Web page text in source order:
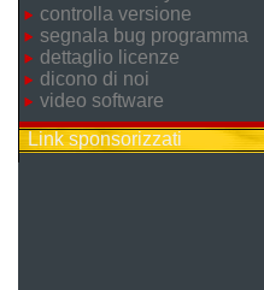
controlla versione
segnala bug programma
dettaglio licenze
dicono di noi
video software
Link sponsorizzati